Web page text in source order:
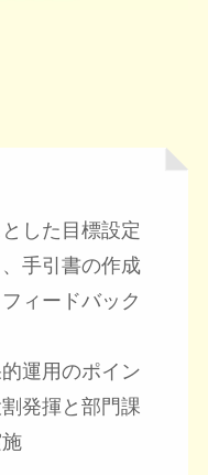
した目標設定
手引書の作成
ィードバック
運用のポイン
発揮と部門課